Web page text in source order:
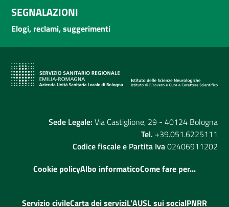
SEGNALAZIONI
Elogi, reclami, suggerimenti
Sede Legale: Via Castiglione, 29 - 40124 Bologna
Tel. +39.051.6225111
Codice fiscale e Partita Iva02406911202
Cookie policyAlbo informaticoCome fare per...
Servizio civileCarta dei serviziL'AUSL sui socialPNRR